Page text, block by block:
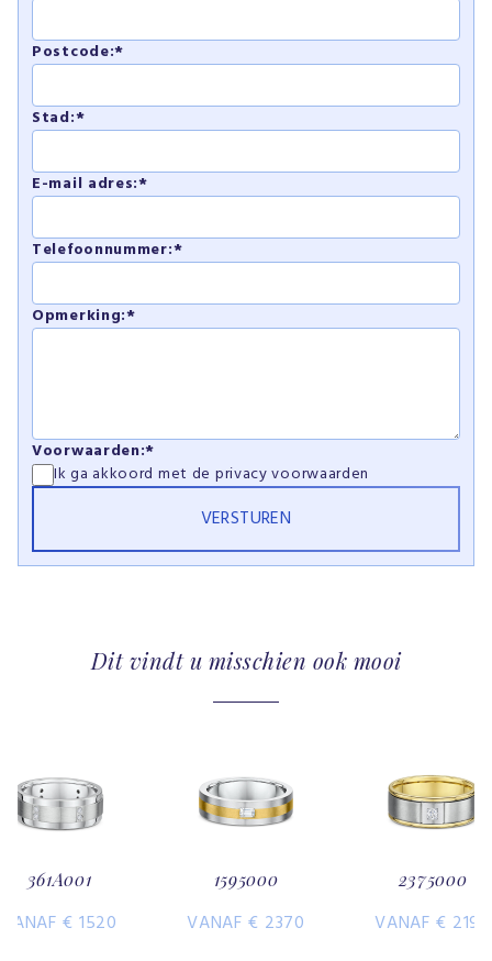
Postcode:*
Stad:*
E-mail adres:*
Telefoonnummer:*
Opmerking:*
Voorwaarden:*
Ik ga akkoord met de privacy voorwaarden
Dit vindt u misschien ook mooi
361A001
VANAF € 1520
1595000
VANAF € 2370
2375000
VANAF € 2190